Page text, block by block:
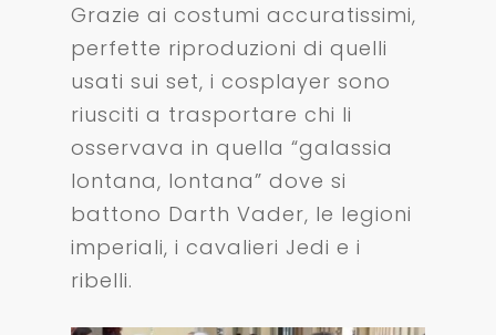
Grazie ai costumi accuratissimi,
perfette riproduzioni di quelli
usati sui set, i cosplayer sono
riusciti a trasportare chi li
osservava in quella “galassia
lontana, lontana” dove si
battono Darth Vader, le legioni
imperiali, i cavalieri Jedi e i
ribelli.